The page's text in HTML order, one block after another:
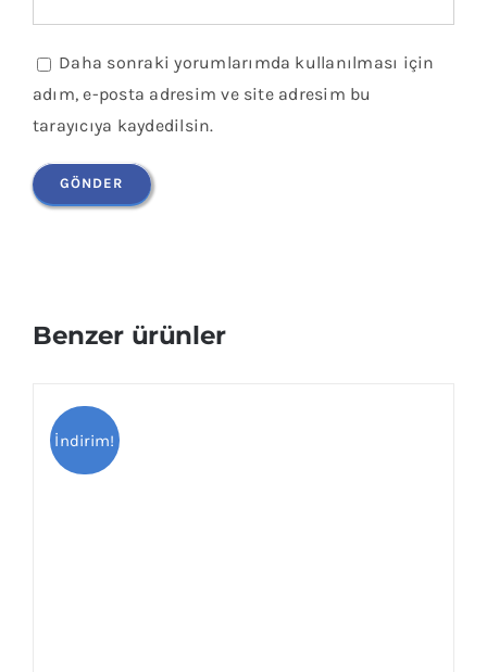
Daha sonraki yorumlarımda kullanılması için
adım, e-posta adresim ve site adresim bu
tarayıcıya kaydedilsin.
Benzer ürünler
İndirim!